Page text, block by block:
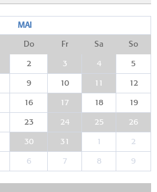
MAI
Do Fr Sa So
2 3 4 5
9 10 11 12
16 17 18 19
23 24 25 26
30 31 1 2
6 7 8 9